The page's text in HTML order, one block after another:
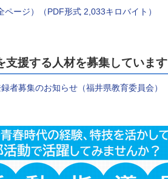
ページ）（PDF形式 2,033キロバイト）
支援する人材を募集しています
者募集のお知らせ（福井県教育委員会）